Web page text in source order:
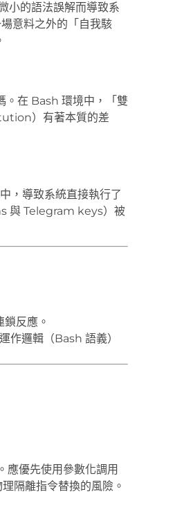
小的語法誤解而導致系
意料之外的「自我駭
。在 Bash 環境中，「雙
）有著本質的差
，導致系統直接執行了
與 Telegram keys）被
反應。
作邏輯（Bash 語義）
應優先使用參數化調用
隔離指令替換的風險。